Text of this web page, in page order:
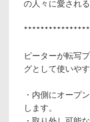
の人々に愛され
ピーターが転写
グとして使いや
・内側にオープ
します。